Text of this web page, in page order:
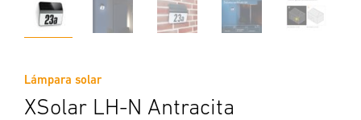
Lámpara solar
XSolar LH-N Antracita